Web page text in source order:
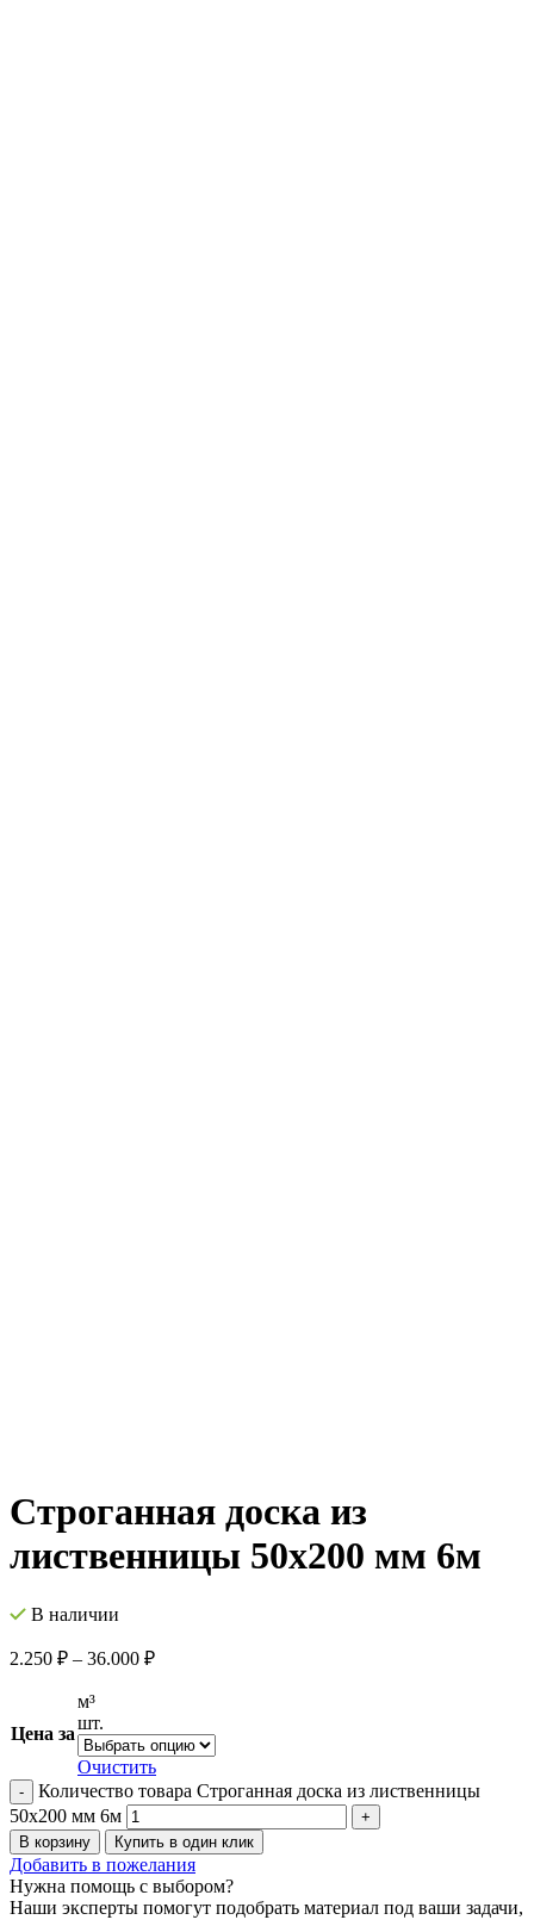
Строганная доска из
лиственницы 50х200 мм 6м
В наличии
2.250 ₽ – 36.000 ₽
Цена за
м³
шт.
Очистить
Количество товара Строганная доска из лиственницы
50х200 мм 6м
В корзину Купить в один клик
Добавить в пожелания
Нужна помощь с выбором?
Наши эксперты помогут подобрать материал под ваши задачи,